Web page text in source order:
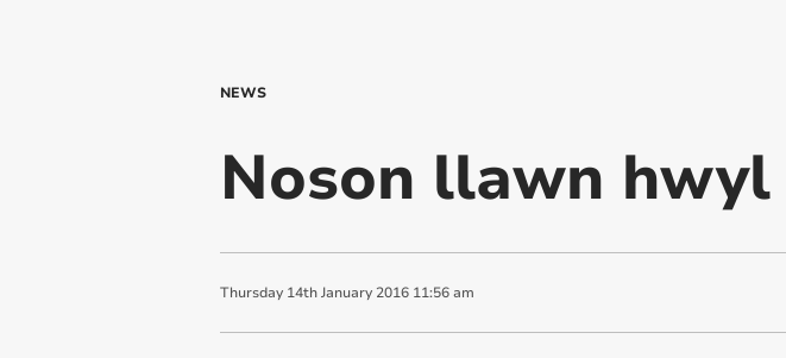
NEWS
Noson llawn
Thursday 14th January 2016 11:56 am